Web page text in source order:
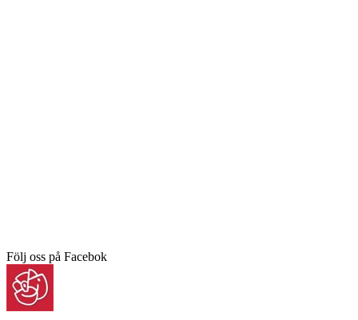
Följ oss på Facebok